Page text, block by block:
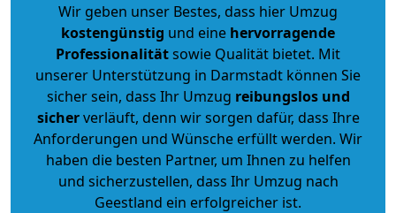
Wir geben unser Bestes, dass hier Umzug
kostengünstig und eine hervorragende
Professionalitätsowie Qualität bietet. Mit
unserer Unterstützung in Darmstadt können Sie
sicher sein, dass Ihr Umzug reibungslos und
sicherverläuft, denn wir sorgen dafür, dass Ihre
Anforderungen und Wünsche erfüllt werden. Wir
haben die besten Partner, um Ihnen zu helfen
und sicherzustellen, dass Ihr Umzug nach
Geestland ein erfolgreicher ist.